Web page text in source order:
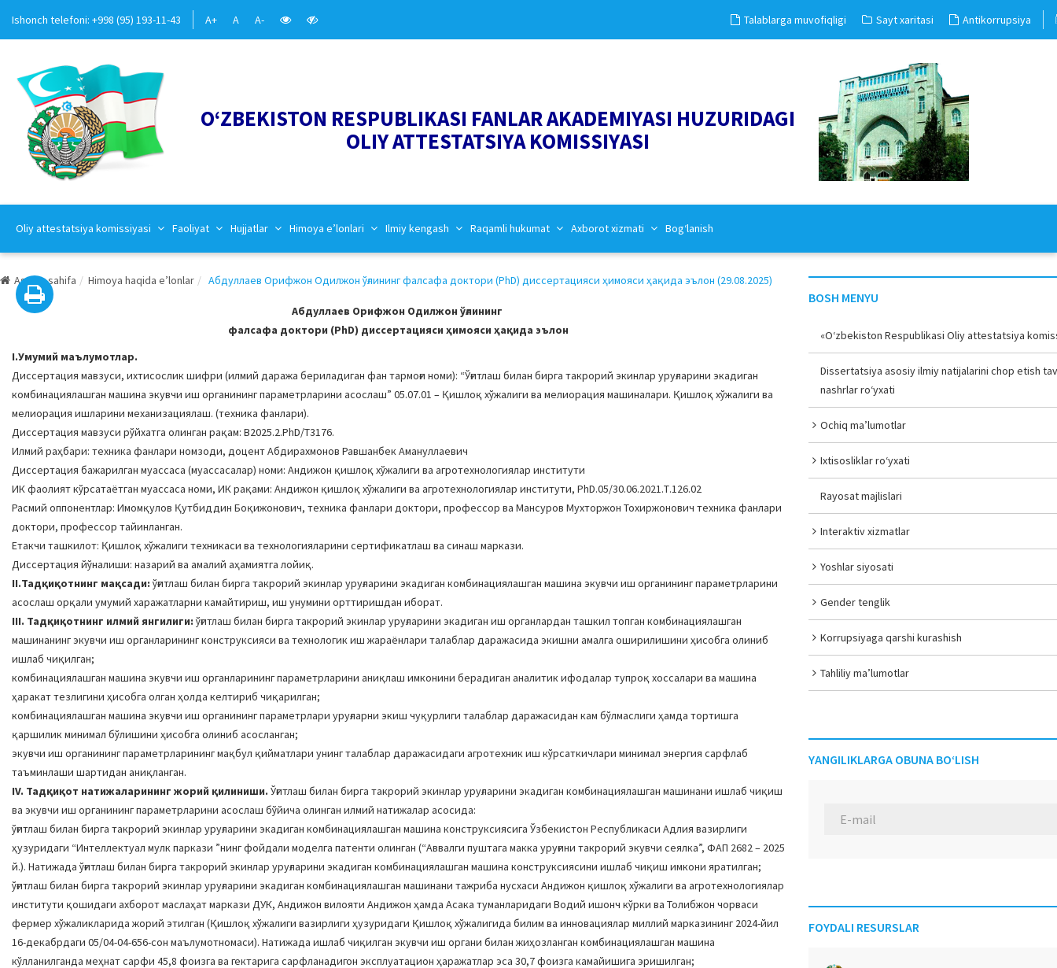
Ishonch telefoni: +998 (95) 193-11-43 A+ A A- Talablarga muvofiqligi Sayt xaritasi Antikorrupsiya
O‘ZBEKISTON RESPUBLIKASI FANLAR AKADEMIYASI HUZURIDAGI
OLIY ATTESTATSIYA KOMISSIYASI
Oliy attestatsiya komissiyasi Faoliyat Hujjatlar Himoya e’lonlari Ilmiy kengash Raqamli hukumat Axborot xizmati Bog‘lanish
Asosiy sahifa Himoya haqida e’lonlar Абдуллаев Орифжон Одилжон ўғлининг фалсафа доктори (PhD) диссертацияси ҳимояси ҳақида эълон (29.08.2025)
Абдуллаев Орифжон Одилжон ўғлининг
фалсафа доктори (PhD) диссертацияси ҳимояси ҳақида эълон
I.Умумий маълумотлар.
Диссертация мавзуси, ихтисослик шифри (илмий даража бериладиган фан тармоғи номи): “Ўғитлаш билан бирга такрорий экинлар уруғларини экадиган
комбинациялашган машина экувчи иш органининг параметрларини асослаш” 05.07.01 – Қишлоқ хўжалиги ва мелиорация машиналари. Қишлоқ хўжалиги ва
мелиорация ишларини механизациялаш. (техника фанлари).
Диссертация мавзуси рўйхатга олинган рақам: B2025.2.PhD/Т3176.
Илмий раҳбари: техника фанлари номзоди, доцент Абдирахмонов Равшанбек Амануллаевич
Диссертация бажарилган муассаса (муассасалар) номи: Андижон қишлоқ хўжалиги ва агротехнологиялар институти
ИК фаолият кўрсатаётган муассаса номи, ИК рақами: Андижон қишлоқ хўжалиги ва агротехнологиялар институти, PhD.05/30.06.2021.Т.126.02
Расмий оппонентлар: Имомқулов Қутбиддин Боқижонович, техника фанлари доктори, профессор ва Мансуров Мухторжон Тохиржонович техника фанлари
доктори, профессор тайинланган.
Етакчи ташкилот: Қишлоқ хўжалиги техникаси ва технологияларини сертификатлаш ва синаш маркази.
Диссертация йўналиши: назарий ва амалий аҳамиятга лойиқ.
II.Тадқиқотнинг мақсади: ўғитлаш билан бирга такрорий экинлар уруғларини экадиган комбинациялашган машина экувчи иш органининг параметрларини
асослаш орқали умумий харажатларни камайтириш, иш унумини орттиришдан иборат.
III. Тадқиқотнинг илмий янгилиги: ўғитлаш билан бирга такрорий экинлар уруғларини экадиган иш органлардан ташкил топган комбинациялашган
машинанинг экувчи иш органларининг конструксияси ва технологик иш жараёнлари талаблар даражасида экишни амалга оширилишини ҳисобга олиниб
ишлаб чиқилган;
комбинациялашган машина экувчи иш органларининг параметрларини аниқлаш имконини берадиган аналитик ифодалар тупроқ хоссалари ва машина
ҳаракат тезлигини ҳисобга олган ҳолда келтириб чиқарилган;
комбинациялашган машина экувчи иш органининг параметрлари уруғларни экиш чуқурлиги талаблар даражасидан кам бўлмаслиги ҳамда тортишга
қаршилик минимал бўлишини ҳисобга олиниб асосланган;
экувчи иш органининг параметрларининг мақбул қийматлари унинг талаблар даражасидаги агротехник иш кўрсаткичлари минимал энергия сарфлаб
таъминлаши шартидан аниқланган.
IV. Тадқиқот натижаларининг жорий қилиниши. Ўғитлаш билан бирга такрорий экинлар уруғларини экадиган комбинациялашган машинани ишлаб чиқиш
ва экувчи иш органининг параметрларини асослаш бўйича олинган илмий натижалар асосида:
ўғитлаш билан бирга такрорий экинлар уруғларини экадиган комбинациялашган машина конструксиясига Ўзбекистон Республикаси Адлия вазирлиги
ҳузуридаги “Интеллектуал мулк паркази ”нинг фойдали моделга патенти олинган (“Аввалги пуштага макка уруғини такрорий экувчи сеялка”, ФАП 2682 – 2025
й.). Натижада ўғитлаш билан бирга такрорий экинлар уруғларини экадиган комбинациялашган машина конструксиясини ишлаб чиқиш имкони яратилган;
ўғитлаш билан бирга такрорий экинлар уруғларини экадиган комбинациялашган машинани тажриба нусхаси Андижон қишлоқ хўжалиги ва агротехнологиялар
институти қошидаги ахборот маслаҳат маркази ДУК, Андижон вилояти Андижон ҳамда Асака туманларидаги Водий ишонч кўрки ва Толибжон чорваси
фермер хўжаликларида жорий этилган (Қишлоқ хўжалиги вазирлиги ҳузуридаги Қишлоқ хўжалигида билим ва инновациялар миллий марказининг 2024-йил
16-декабрдаги 05/04-04-656-сон маълумотномаси). Натижада ишлаб чиқилган экувчи иш органи билан жиҳозланган комбинациялашган машина
кўлланилганда меҳнат сарфи 45,8 фоизга ва гектарига сарфланадигон эксплуатацион ҳаражатлар эса 30,7 фоизга камайишига эришилган;
BOSH MENYU
«O‘zbekiston Respublikasi Oliy attestatsiya
Dissertatsiya asosiy ilmiy natijalarini chop etish
nashrlar ro‘yxati
Ochiq ma’lumotlar
Ixtisosliklar ro‘yxati
Rayosat majlislari
Interaktiv xizmatlar
Yoshlar siyosati
Gender tenglik
Korrupsiyaga qarshi kurashish
Tahliliy ma’lumotlar
YANGILIKLARGA OBUNA BO‘LISH
FOYDALI RESURSLAR